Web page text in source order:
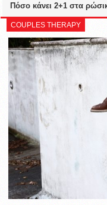
Πόσο κάνει 2+1 στα
COUPLES THERAPY